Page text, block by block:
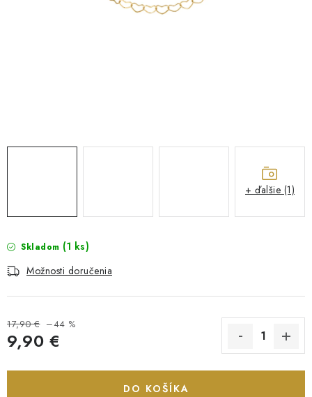
Skladom (1 ks)
Možnosti doručenia
17,90 € –44 %
9,90 €
DO KOŠÍKA
+ ďalšie (1)